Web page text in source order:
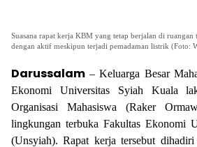
Suasana rapat kerja KBM yang tetap berjalan di ruangan
dengan aktif meskipun terjadi pemadaman listrik (Foto:
Darussalam – Keluarga Besar
Ekonomi Universitas Syiah Kuala
Organisasi Mahasiswa (Raker
lingkungan terbuka Fakultas Ekonomi
(Unsyiah). Rapat kerja tersebut